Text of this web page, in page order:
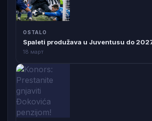
OSTALO
Spaleti produžava u Juventusu do
18 март